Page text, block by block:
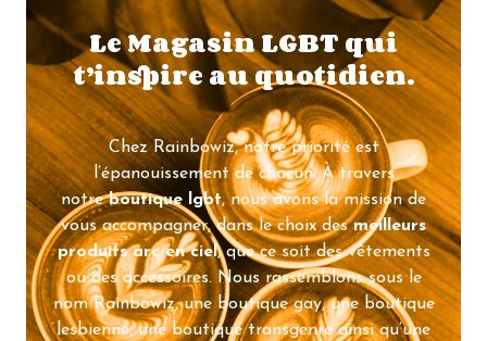
Le Magasin LGBT qui
t’inspire au quotidien.
Chez Rainbowiz, notre priorité est
l’épanouissement de chacun. À travers
notreboutique lgbt, nous avons la mission de
vous accompagner, dans le choix desmeilleurs
produits arc en ciel, que ce soit des vêtements
ou des accessoires. Nous rassemblons sous le
nom Rainbowiz, une boutique gay, une boutique
lesbienne, une boutique transgenre ainsi qu’une